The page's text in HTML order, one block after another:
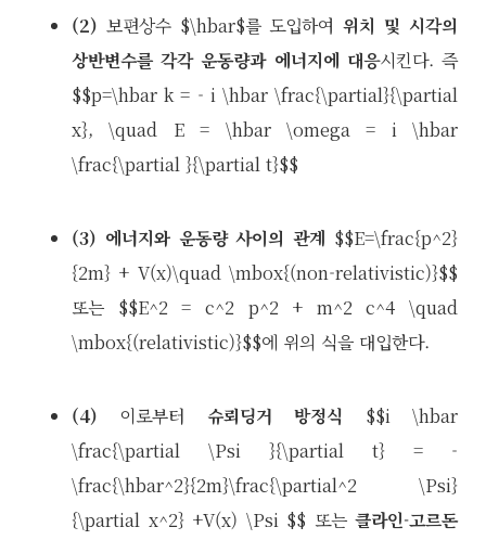
(2) 보편상수 $\hbar$를 도입하여위치 및 시각의
상반변수를 각각 운동량과 에너지에 대응시킨다. 즉
$$p=\hbar k = - i \hbar \frac{\partial}{\partial
x}, \quad E = \hbar \omega = i \hbar
\frac{\partial }{\partial t}$$
(3) 에너지와 운동량 사이의 관계 $$E=\frac{p^2}
{2m} + V(x)\quad \mbox{(non-relativistic)}$$
또는 $$E^2 = c^2 p^2 + m^2 c^4 \quad
\mbox{(relativistic)}$$에 위의 식을 대입한다.
(4) 이로부터 슈뢰딩거 방정식 $$i \hbar
\frac{\partial \Psi }{\partial t} = -
\frac{\hbar^2}{2m}\frac{\partial^2 \Psi}
{\partial x^2} +V(x) \Psi $$ 또는 클라인-고르돈